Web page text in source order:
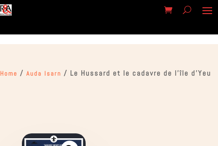
Home / Auda Isarn / Le Hussard et le cadavre de l’île d’Yeu